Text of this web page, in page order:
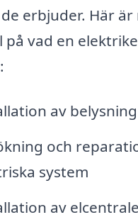
erbjuder. Här är
på vad en
av
och
system
av